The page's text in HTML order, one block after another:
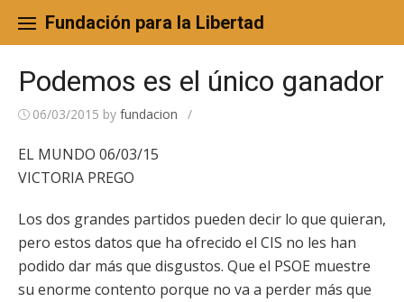
content
Fundación para la Libertad
Podemos es el único ganador
06/03/2015 by fundacion /
EL MUNDO 06/03/15
VICTORIA PREGO
Los dos grandes partidos pueden decir lo que quieran,
pero estos datos que ha ofrecido el CIS no les han
podido dar más que disgustos. Que el PSOE muestre
su enorme contento porque no va a perder más que